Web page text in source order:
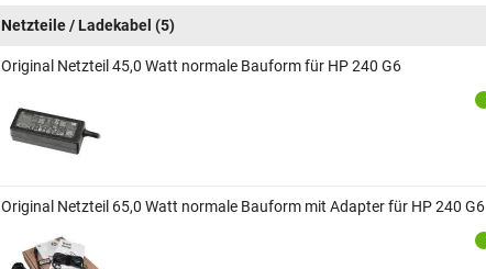
Netzteile / Ladekabel (5)
Original Netzteil 45,0 Watt normale Bauform für HP 240 G6
Original Netzteil 65,0 Watt normale Bauform mit Adapter für HP 240 G6